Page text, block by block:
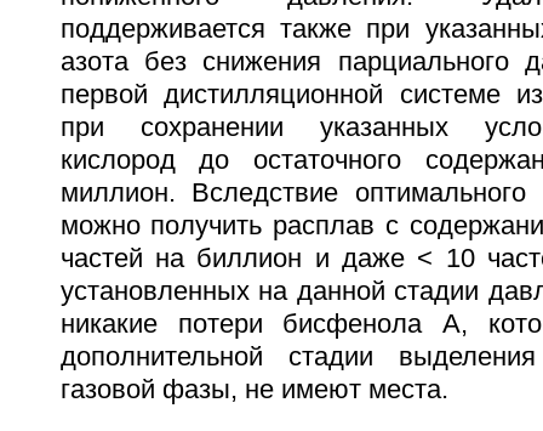
поддерживается также при
азота без снижения парциального
первой дистилляционной системе
при сохранении указанных
кислород до остаточного
миллион. Вследствие
можно получить расплав с
частей на биллион и даже < 10
установленных на данной стадии
никакие потери бисфенола А,
дополнительной стадии
газовой фазы, не имеют места.